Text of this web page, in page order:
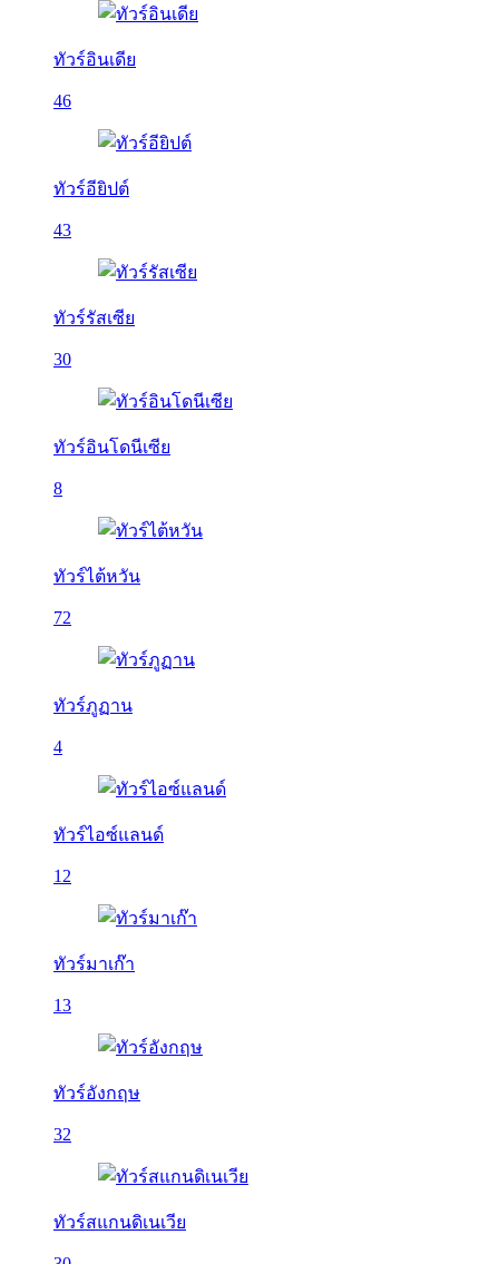
ทัวร์อินเดีย
46
ทัวร์อียิปต์
43
ทัวร์รัสเซีย
30
ทัวร์อินโดนีเซีย
8
ทัวร์ไต้หวัน
72
ทัวร์ภูฏาน
4
ทัวร์ไอซ์แลนด์
12
ทัวร์มาเก๊า
13
ทัวร์อังกฤษ
32
ทัวร์สแกนดิเนเวีย